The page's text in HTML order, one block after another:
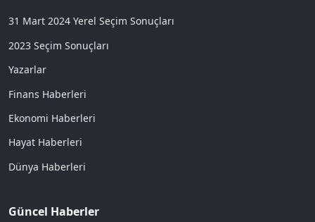
31 Mart 2024 Yerel Seçim Sonuçları
2023 Seçim Sonuçları
Yazarlar
Finans Haberleri
Ekonomi Haberleri
Hayat Haberleri
Dünya Haberleri
Güncel Haberler